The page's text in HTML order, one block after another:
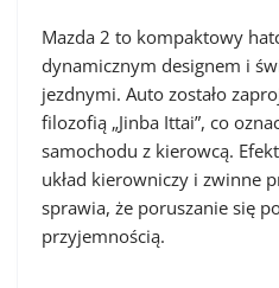
Mazda 2 to kompaktowy
dynamicznym designem i
jezdnymi. Auto zostało
filozofią „Jinba Ittai”, co
samochodu z kierowcą.
układ kierowniczy i zwinne
sprawia, że poruszanie się
przyjemnością.